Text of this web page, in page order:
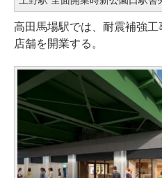
高田馬場駅では、耐震補強
店舗を開業する。